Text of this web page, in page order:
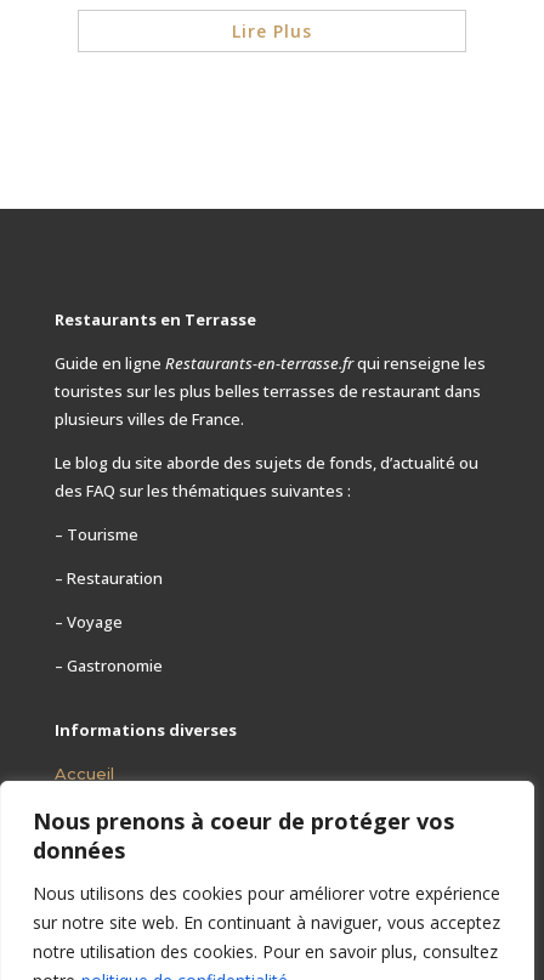
Nous prenons à coeur de protéger vos
données
Nous utilisons des cookies pour améliorer votre expérience
sur notre site web. En continuant à naviguer, vous acceptez
notre utilisation des cookies. Pour en savoir plus, consultez
Lire Plus
Restaurants en Terrasse
Guide en ligne Restaurants-en-terrasse.frqui renseigne les
touristes sur les plus belles terrasses de restaurant dans
plusieurs villes de France.
Le blog du site aborde des sujets de fonds, d’actualité ou
des FAQ sur les thématiques suivantes :
– Tourisme
– Restauration
– Voyage
– Gastronomie
Informations diverses
Accueil
Mentions légales
Contact
Plan